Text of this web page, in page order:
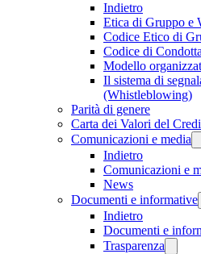
Indietro
Etica di Gruppo e
Codice Etico di
Codice di
Modello
Il sistema di
(Whistleblowing)
Parità di genere
Carta dei Valori del
Comunicazioni e media
Indietro
Comunicazioni e
News
Documenti e informative
Indietro
Documenti e
Trasparenza